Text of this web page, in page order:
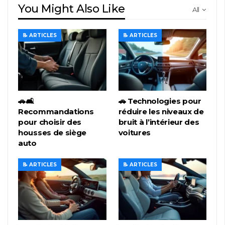
All
You Might Also Like
📝 ARTICLES
🚗🛋️
Recommandations
pour choisir des
housses de siège
auto
📝 ARTICLES
🚗 Technologies pour
réduire les niveaux de
bruit à l’intérieur des
voitures
📝 ARTICLES 📝 ARTICLES